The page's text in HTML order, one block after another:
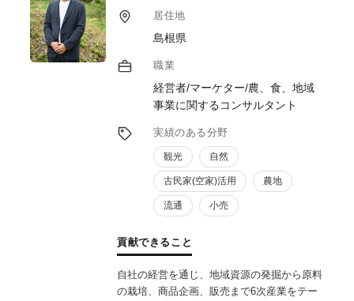
走支援
目先の課題解決だけではなく、将来の目標に
向けた支援ロードマップを事業者と共有して
伴走支援します。
（４）他の支援機関、専門家との連携による
チーム支援
居住地
島根県
職業
経営者/マーケター/農、食、地域
事業に関するコンサルタント
実績のある分野
観光 自然
古民家(空家)活用 農地
流通 小売
貢献できること
自社の経営を通じ、地域資源の発掘から原料
の栽培、商品企画、販売まで6次産業をテー